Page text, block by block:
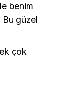
benim
Bu güzel
çok